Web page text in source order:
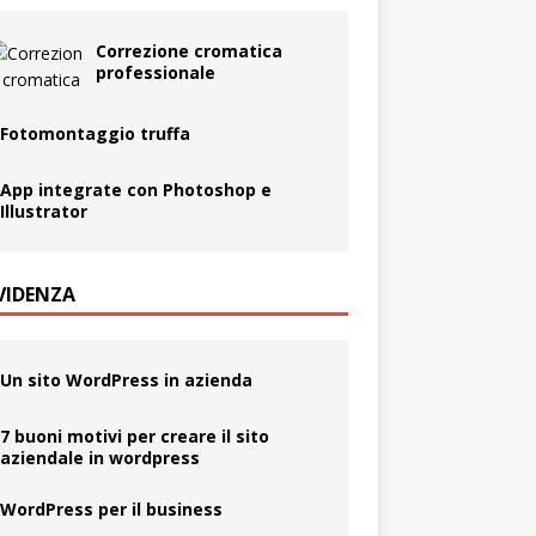
Correzione cromatica
professionale
Fotomontaggio truffa
App integrate con Photoshop e
Illustrator
Un sito WordPress in azienda
7 buoni motivi per creare il sito
aziendale in wordpress
WordPress per il business